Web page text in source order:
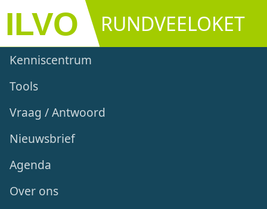
Overslaan en naar de inhoud gaan
RUNDVEELOKET
Main navigation
Kenniscentrum
Tools
Vraag / Antwoord
Nieuwsbrief
Agenda
Over ons